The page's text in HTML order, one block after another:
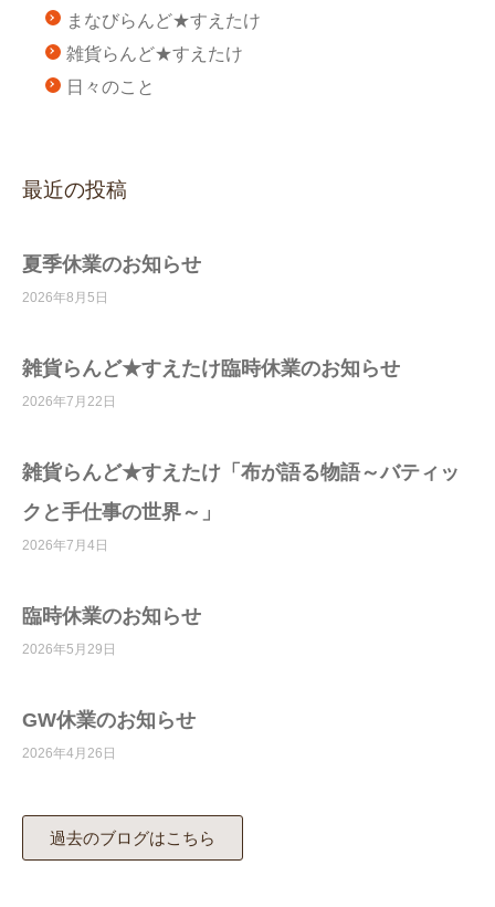
まなびらんど★すえたけ
雑貨らんど★すえたけ
日々のこと
最近の投稿
夏季休業のお知らせ
2026年8月5日
雑貨らんど★すえたけ臨時休業のお知らせ
2026年7月22日
雑貨らんど★すえたけ「布が語る物語～バティッ
クと手仕事の世界～」
2026年7月4日
臨時休業のお知らせ
2026年5月29日
GW休業のお知らせ
2026年4月26日
過去のブログはこちら